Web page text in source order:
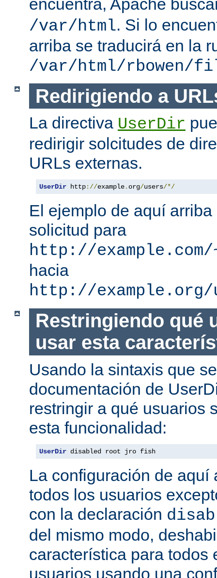
encuentra, Apache
/var/html. Si lo
arriba se traducirá en la
/var/html/rbowen/
Redirigiendo a
La directiva UserDir
redirigir solcitudes de
URLs externas.
UserDir http://example. org/users/*/
El ejemplo de aquí
solicitud para
http://example.com/
hacia
http://example.org/
Restringiendo qué
usar esta
Usando la sintaxis que
documentación de
restringir a qué usuarios
esta funcionalidad:
UserDir disabled root jro fish
La configuración de aquí
todos los usuarios
con la declaración
del mismo modo,
característica para todos
usuarios usando una